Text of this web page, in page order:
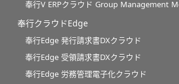
奉行V ERPクラウド Group Management
奉行クラウドEdge
奉行Edge 発行請求書DXクラウド
奉行Edge 受領請求書DXクラウド
奉行Edge 労務管理電子化クラウド